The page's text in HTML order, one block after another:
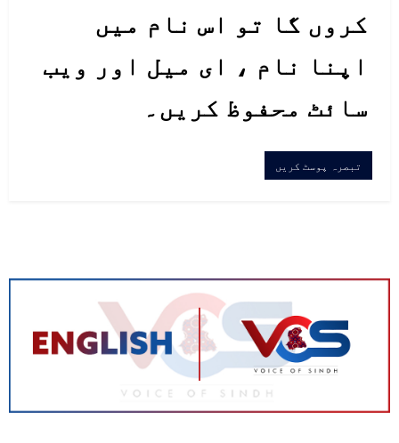
کروں گا تو اس نام میں
اپنا نام ، ای میل اور ویب
سائٹ محفوظ کریں۔